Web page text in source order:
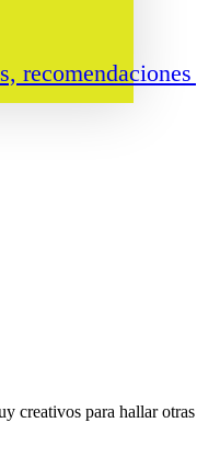
creativos para hallar